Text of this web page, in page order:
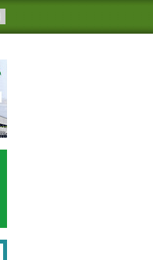
メール配信を登録す